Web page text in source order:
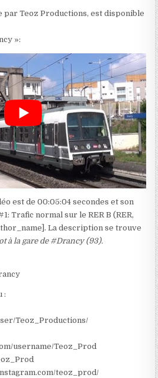
par Teoz Productions, est disponible
»:
est de 00:05:04 secondes et son
Trafic normal sur le RER B (RER,
La description se trouve
à la gare de #Drancy (93).
:
Teoz_Productions/
username/Teoz_Prod
teoz_prod/